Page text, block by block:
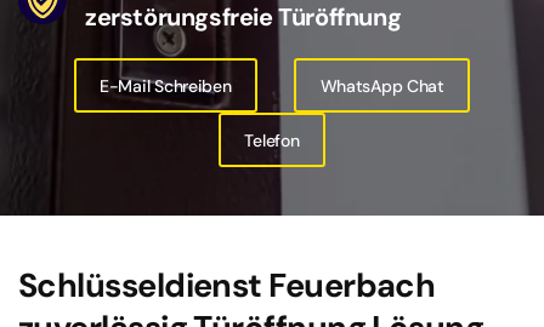
zerstörungsfreie Türöffnung
E-Mail Schreiben WhatsApp Chat
Telefon
Schlüsseldienst Feuerbach